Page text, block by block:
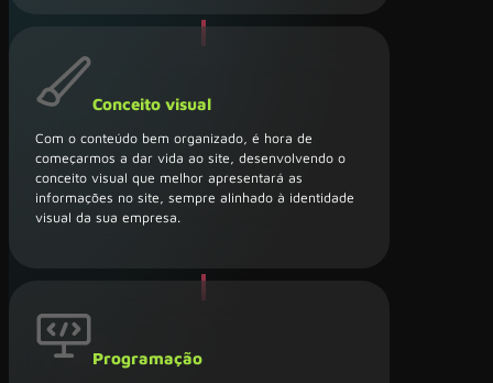
Conceito visual
Com o conteúdo bem organizado, é hora de
começarmos a dar vida ao site, desenvolvendo o
conceito visual que melhor apresentará as
informações no site, sempre alinhado à identidade
visual da sua empresa.
Programação